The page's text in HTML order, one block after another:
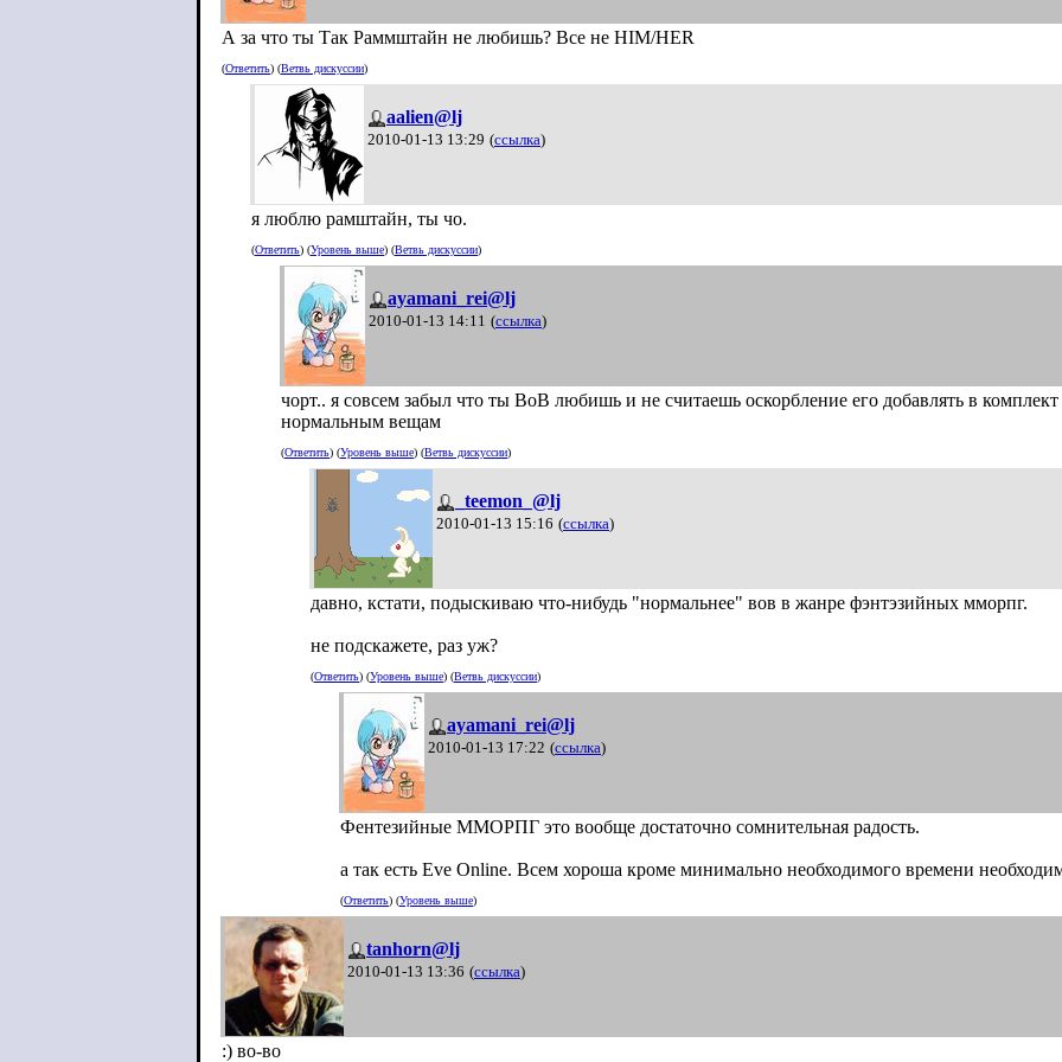
А за что ты Так Раммштайн не любишь? Все не HIM/HER
(Ответить) (Ветвь дискуссии)
aalien@lj
2010-01-13 13:29 (ссылка)
я люблю рамштайн, ты чо.
(Ответить) (Уровень выше) (Ветвь дискуссии)
ayamani_rei@lj
2010-01-13 14:11 (ссылка)
чорт.. я совсем забыл что ты ВоВ любишь и не считаешь оскорбление его добавлять в комплект
нормальным вещам
(Ответить) (Уровень выше) (Ветвь дискуссии)
_teemon_@lj
2010-01-13 15:16 (ссылка)
давно, кстати, подыскиваю что-нибудь "нормальнее" вов в жанре фэнтэзийных мморпг.
не подскажете, раз уж?
(Ответить) (Уровень выше) (Ветвь дискуссии)
ayamani_rei@lj
2010-01-13 17:22 (ссылка)
Фентезийные ММОРПГ это вообще достаточно сомнительная радость.
а так есть Eve Online. Всем хороша кроме минимально необходимого времени
(Ответить) (Уровень выше)
tanhorn@lj
2010-01-13 13:36 (ссылка)
:) во-во